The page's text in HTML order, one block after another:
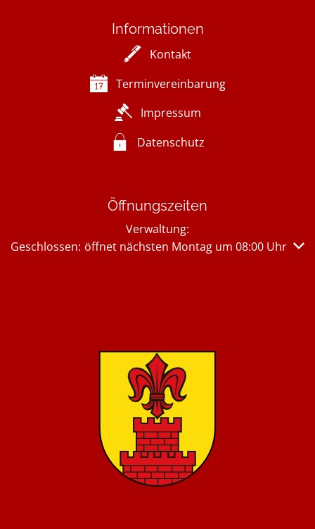
Informationen
Kontakt
Terminvereinbarung
Impressum
Datenschutz
Öffnungszeiten
Verwaltung:
Klicken, um weitere Öffnungs- oder Schließzeiten
Geschlossen: öffnet nächsten Montag um 08:00 Uhr